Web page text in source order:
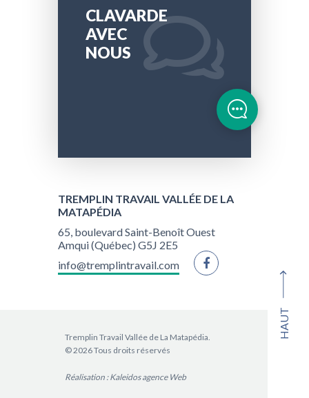
CLAVARDE
AVEC
NOUS
TREMPLIN TRAVAIL VALLÉE DE LA
MATAPÉDIA
65, boulevard Saint-Benoît Ouest
Amqui (Québec) G5J 2E5
info@tremplintravail.com
Tremplin Travail Vallée de La Matapédia.
© 2026 Tous droits réservés
Réalisation :Kaleidos agence Web
HAUT